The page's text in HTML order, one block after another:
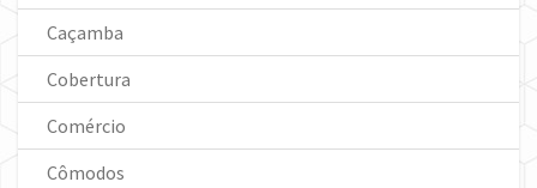
Caçamba
Cobertura
Comércio
Cômodos